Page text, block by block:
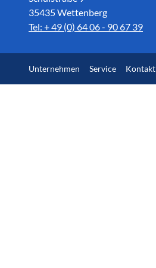
35435 Wettenberg
Tel: + 49 (0) 64 06 - 90 67 39
Unternehmen Service Kontakt